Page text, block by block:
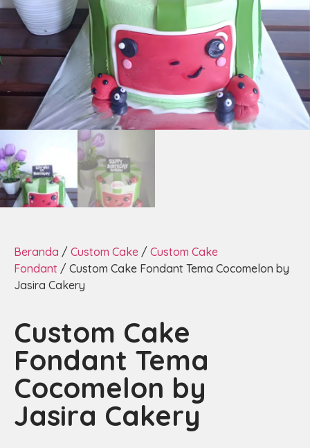
Beranda / Custom Cake / Custom Cake
Fondant / Custom Cake Fondant Tema Cocomelon by
Jasira Cakery
Custom Cake
Fondant Tema
Cocomelon by
Jasira Cakery